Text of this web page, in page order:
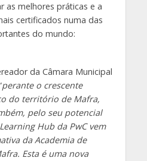
as melhores práticas e a
certificados numa das
do mundo:
da Câmara Municipal
perante o crescente
do território de Mafra,
pelo seu potencial
Hub da PwC vem
da Academia de
Esta é uma nova